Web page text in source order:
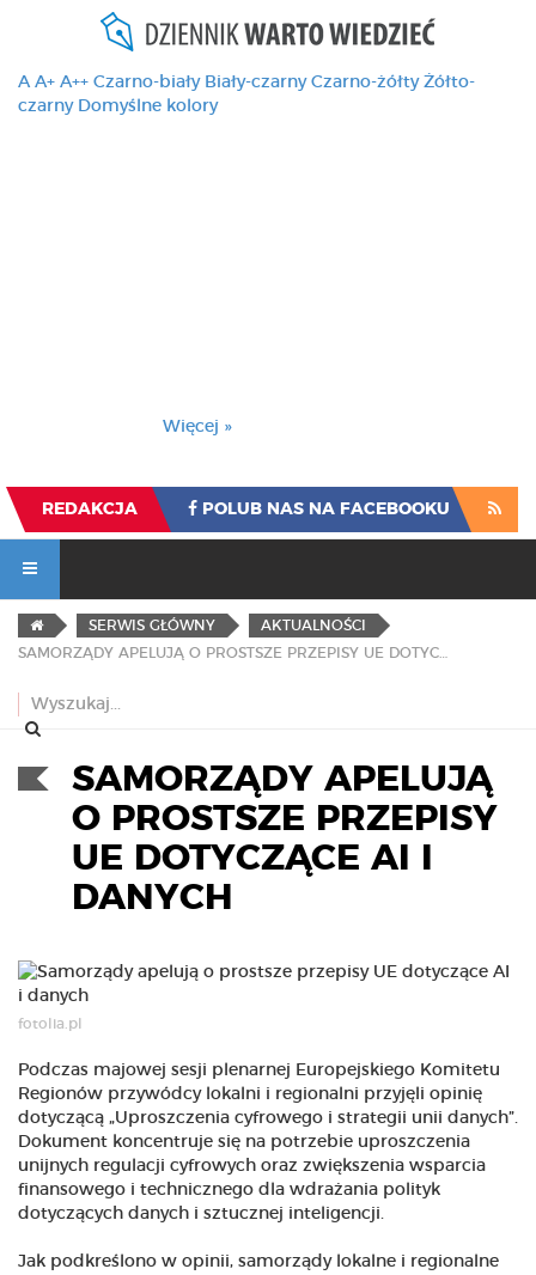
A A+ A++ Czarno-biały Biały-czarny Czarno-żółty Żółto-
czarny Domyślne kolory
Więcej »
REDAKCJA POLUB NAS NA FACEBOOKU
SERWIS GŁÓWNY
AKTUALNOŚCI
SAMORZĄDY APELUJĄ
O PROSTSZE PRZEPISY
UE DOTYCZĄCE AI I
DANYCH
fotolia.pl
Podczas majowej sesji plenarnej Europejskiego Komitetu
Regionów przywódcy lokalni i regionalni przyjęli opinię
dotyczącą „Uproszczenia cyfrowego i strategii unii danych”.
Dokument koncentruje się na potrzebie uproszczenia
unijnych regulacji cyfrowych oraz zwiększenia wsparcia
finansowego i technicznego dla wdrażania polityk
dotyczących danych i sztucznej inteligencji.
Jak podkreślono w opinii, samorządy lokalne i regionalne